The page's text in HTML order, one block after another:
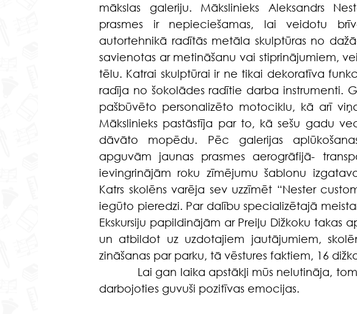
mākslas galeriju. Mākslinieks Aleksandrs
prasmes ir nepieciešamas, lai veidotu
autortehnikā radītās metāla skulptūras no
savienotas ar metināšanu vai stiprinājumiem,
tēlu. Katrai skulptūrai ir ne tikai dekoratīva
radīja no šokolādes radītie darba instrumenti.
pašbūvēto personalizēto motociklu, kā arī
Mākslinieks pastāstīja par to, kā sešu gadu
dāvāto mopēdu. Pēc galerijas
apguvām jaunas prasmes aerogrāfijā-
ievingrinājām roku zīmējumu šablonu
Katrs skolēns varēja sev uzzīmēt “Nester
iegūto pieredzi. Par dalību specializētajā
Ekskursiju papildinājām ar Preiļu Dižkoku takas
un atbildot uz uzdotajiem jautājumiem,
zināšanas par parku, tā vēstures faktiem, 16
Lai gan laika apstākļi mūs nelutināja,
darbojoties guvuši pozitīvas emocijas.
I.